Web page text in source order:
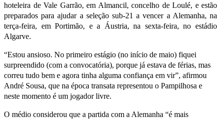
hoteleira de Vale Garrão, em Almancil, concelho de Loulé, e estão
preparados para ajudar a seleção sub-21 a vencer a Alemanha, na
terça-feira, em Portimão, e a Áustria, na sexta-feira, no estádio
Algarve.
“Estou ansioso. No primeiro estágio (no início de maio) fiquei
surpreendido (com a convocatória), porque já estava de férias, mas
correu tudo bem e agora tinha alguma confiança em vir”, afirmou
André Sousa, que na época transata representou o Pampilhosa e
neste momento é um jogador livre.
O médio considerou que a partida com a Alemanha “é mais